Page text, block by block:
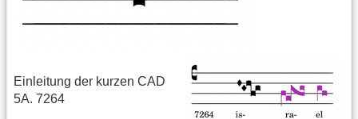
Einleitung der kurzen CAD
5A. 7264